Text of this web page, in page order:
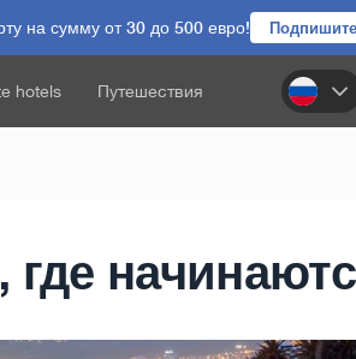
на сумму от 30 до 500 евро!
hotels Путешествия
где